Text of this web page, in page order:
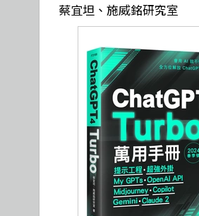
Engineer self-growth
Computer Vision
Reinforcement
TDD 測試導向開發
遊戲開發設計
Adobe 軟體應用
區塊鏈與金融科技
蔡宜坦、施威銘研究室